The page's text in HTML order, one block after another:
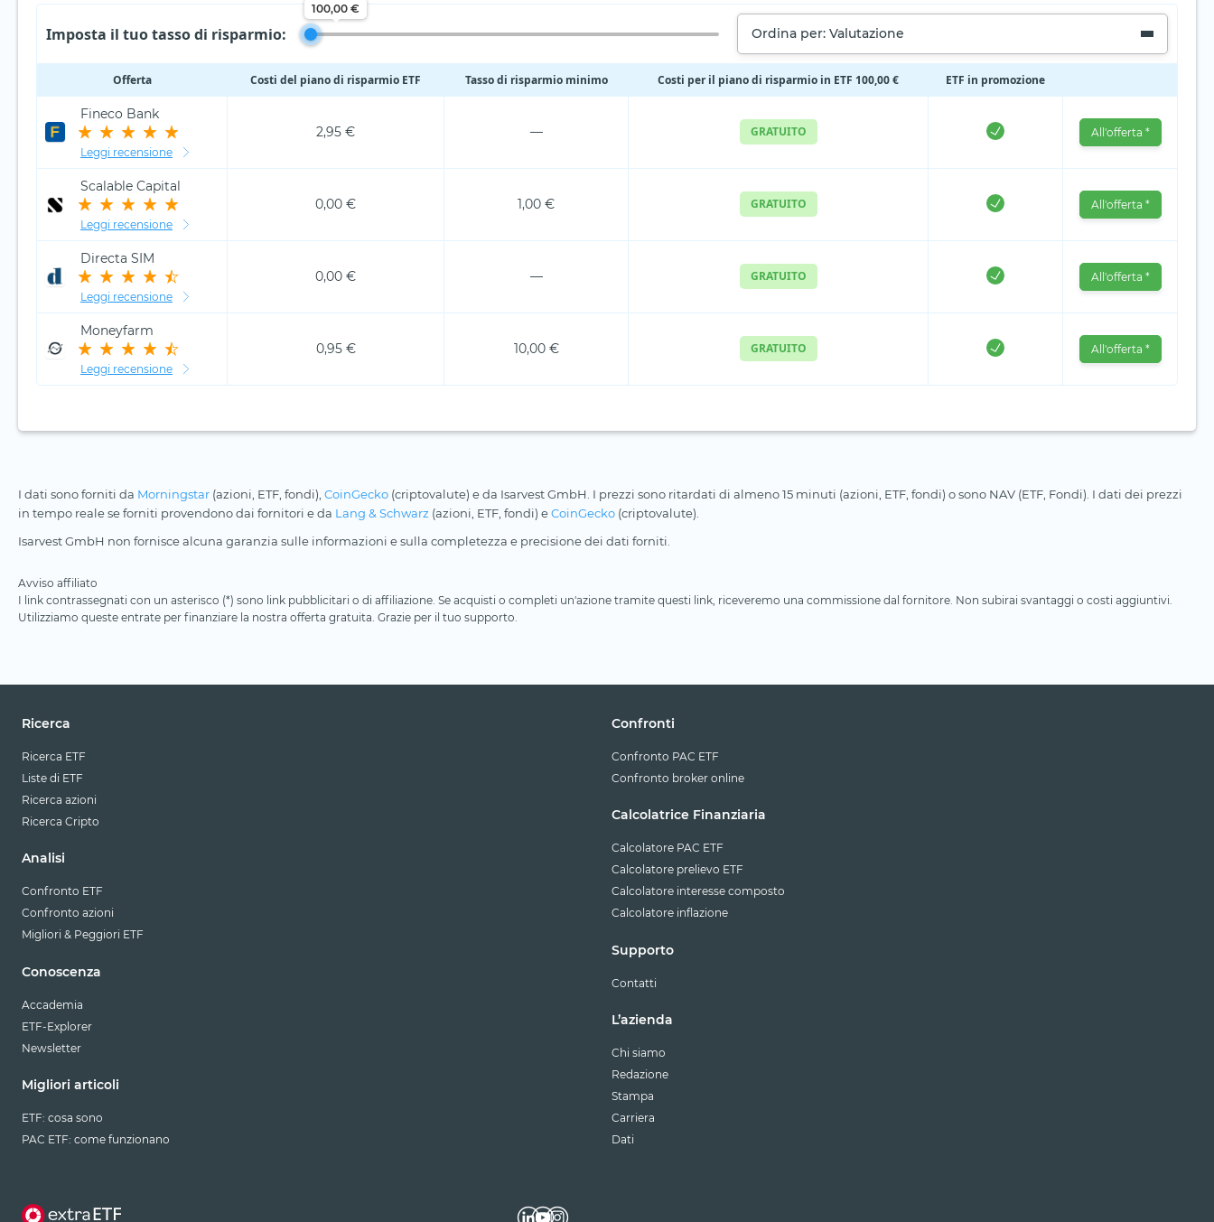
Imposta il tuo tasso di risparmio:
100,00 €
Ordina per: Valutazione
Offerta Costi del piano di risparmio ETF Tasso di risparmio minimo Costi per il piano di risparmio in ETF 100,00 € ETF in promozione
Fineco Bank
Leggi recensione
2,95 € — GRATUITO All'offerta *
Scalable Capital
Leggi recensione
0,00 € 1,00 € GRATUITO All'offerta *
Directa SIM
Leggi recensione
0,00 € — GRATUITO All'offerta *
Moneyfarm
Leggi recensione
0,95 € 10,00 € GRATUITO All'offerta *
I dati sono forniti da Morningstar (azioni, ETF, fondi), CoinGecko (criptovalute) e da Isarvest GmbH. I prezzi sono ritardati di almeno 15 minuti (azioni, ETF, fondi) o sono NAV (ETF, Fondi). I dati dei prezzi
in tempo reale se forniti provendono dai fornitori e da Lang & Schwarz (azioni, ETF, fondi) eCoinGecko (criptovalute).
Isarvest GmbH non fornisce alcuna garanzia sulle informazioni e sulla completezza e precisione dei dati forniti.
Avviso affiliato
I link contrassegnati con un asterisco (*) sono link pubblicitari o di affiliazione. Se acquisti o completi un'azione tramite questi link, riceveremo una commissione dal fornitore. Non subirai svantaggi o costi aggiuntivi.
Utilizziamo queste entrate per finanziare la nostra offerta gratuita. Grazie per il tuo supporto.
Ricerca
Ricerca ETF
Liste di ETF
Ricerca azioni
Ricerca Cripto
Analisi
Confronto ETF
Confronto azioni
Migliori & Peggiori ETF
Conoscenza
Accademia
ETF-Explorer
Newsletter
Migliori articoli
ETF: cosa sono
PAC ETF: come funzionano
Confronti
Confronto PAC ETF
Confronto broker online
Calcolatrice Finanziaria
Calcolatore PAC ETF
Calcolatore prelievo ETF
Calcolatore interesse composto
Calcolatore inflazione
Supporto
Contatti
L’azienda
Chi siamo
Redazione
Stampa
Carriera
Dati